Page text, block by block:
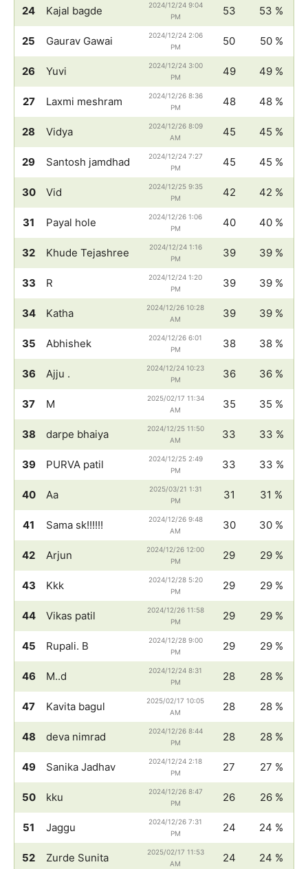
24 Kajal bagde
2024/12/24 9:04
PM
53 53 %
25 Gaurav Gawai
2024/12/24 2:06
PM
50 50 %
26 Yuvi
2024/12/24 3:00
PM
49 49 %
27 Laxmi meshram
2024/12/26 8:36
PM
48 48 %
28 Vidya
2024/12/26 8:09
AM
45 45 %
29 Santosh jamdhad
2024/12/24 7:27
PM
45 45 %
30 Vid
2024/12/25 9:35
PM
42 42 %
31 Payal hole
2024/12/26 1:06
PM
40 40 %
32 Khude Tejashree
2024/12/24 1:16
PM
39 39 %
33 R
2024/12/24 1:20
PM
39 39 %
34 Katha
2024/12/26 10:28
AM
39 39 %
35 Abhishek
2024/12/26 6:01
PM
38 38 %
36 Ajju .
2024/12/24 10:23
PM
36 36 %
37 M
2025/02/17 11:34
AM
35 35 %
38 darpe bhaiya
2024/12/25 11:50
AM
33 33 %
39 PURVA patil
2024/12/25 2:49
PM
33 33 %
40 Aa
2025/03/21 1:31
PM
31 31 %
41 Sama sk!!!!!!
2024/12/26 9:48
AM
30 30 %
42 Arjun
2024/12/26 12:00
PM
29 29 %
43 Kkk
2024/12/28 5:20
PM
29 29 %
44 Vikas patil
2024/12/26 11:58
PM
29 29 %
45 Rupali. B
2024/12/28 9:00
PM
29 29 %
46 M..d
2024/12/24 8:31
PM
28 28 %
47 Kavita bagul
2025/02/17 10:05
AM
28 28 %
48 deva nimrad
2024/12/26 8:44
PM
28 28 %
49 Sanika Jadhav
2024/12/24 2:18
PM
27 27 %
50 kku
2024/12/26 8:47
PM
26 26 %
51 Jaggu
2024/12/26 7:31
PM
24 24 %
52 Zurde Sunita
2025/02/17 11:53
AM
24 24 %